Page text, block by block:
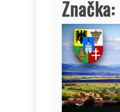
Značka: